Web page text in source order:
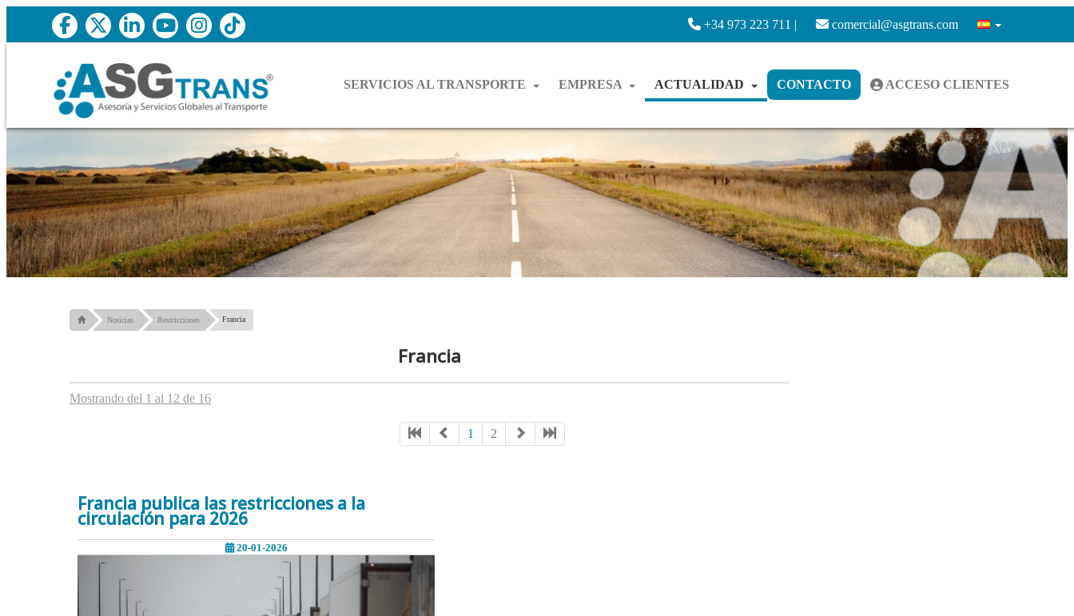
+34 973 223 711 | comercial@asgtrans.com
SERVICIOS AL TRANSPORTE EMPRESA ACTUALIDAD CONTACTO ACCESO CLIENTES
Noticias Restricciones Francia
Francia
Mostrando del 1 al 12 de 16
1 2
Francia publica las restricciones a la
circulación para 2026
20-01-2026